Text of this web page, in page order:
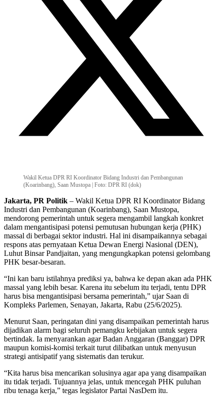
Wakil Ketua DPR RI Koordinator Bidang Industri dan Pembangunan
(Koarinbang), Saan Mustopa | Foto: DPR RI (dok)
Jakarta, PR Politik – Wakil Ketua DPR RI Koordinator Bidang
Industri dan Pembangunan (Koarinbang), Saan Mustopa,
mendorong pemerintah untuk segera mengambil langkah konkret
dalam mengantisipasi potensi pemutusan hubungan kerja (PHK)
massal di berbagai sektor industri. Hal ini disampaikannya sebagai
respons atas pernyataan Ketua Dewan Energi Nasional (DEN),
Luhut Binsar Pandjaitan, yang mengungkapkan potensi gelombang
PHK besar-besaran.
“Ini kan baru istilahnya prediksi ya, bahwa ke depan akan ada PHK
massal yang lebih besar. Karena itu sebelum itu terjadi, tentu DPR
harus bisa mengantisipasi bersama pemerintah,” ujar Saan di
Kompleks Parlemen, Senayan, Jakarta, Rabu (25/6/2025).
Menurut Saan, peringatan dini yang disampaikan pemerintah harus
dijadikan alarm bagi seluruh pemangku kebijakan untuk segera
bertindak. Ia menyarankan agar Badan Anggaran (Banggar) DPR
maupun komisi-komisi terkait turut dilibatkan untuk menyusun
strategi antisipatif yang sistematis dan terukur.
“Kita harus bisa mencarikan solusinya agar apa yang disampaikan
itu tidak terjadi. Tujuannya jelas, untuk mencegah PHK puluhan
ribu tenaga kerja,” tegas legislator Partai NasDem itu.